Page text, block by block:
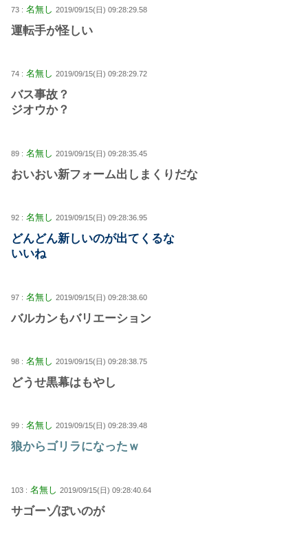
73 : 名無し 2019/09/15(日) 09:28:29.58
運転手が怪しい
74 : 名無し 2019/09/15(日) 09:28:29.72
バス事故？
ジオウか？
89 : 名無し 2019/09/15(日) 09:28:35.45
おいおい新フォーム出しまくりだな
92 : 名無し 2019/09/15(日) 09:28:36.95
どんどん新しいのが出てくるな
いいね
97 : 名無し 2019/09/15(日) 09:28:38.60
バルカンもバリエーション
98 : 名無し 2019/09/15(日) 09:28:38.75
どうせ黒幕はもやし
99 : 名無し 2019/09/15(日) 09:28:39.48
狼からゴリラになったｗ
103 : 名無し 2019/09/15(日) 09:28:40.64
サゴーゾぽいのが